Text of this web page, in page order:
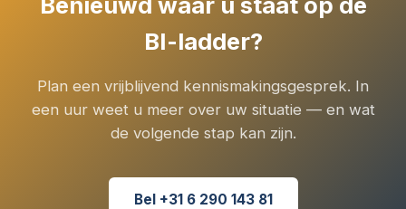
BI-ladder?
Plan een vrijblijvend kennismakingsgesprek. In
een uur weet u meer over uw situatie — en wat
de volgende stap kan zijn.
Bel +31 6 290 143 81